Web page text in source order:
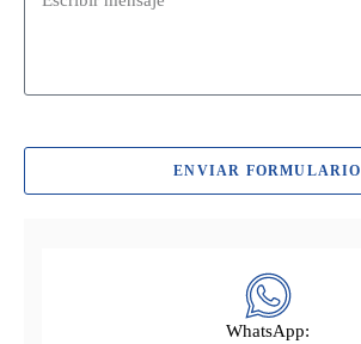
ENVIAR FORMULARIO
WhatsApp: